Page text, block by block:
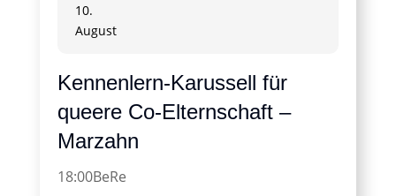
10.
August
Kennenlern-Karussell für
queere Co-Elternschaft –
Marzahn
18:00BeRe